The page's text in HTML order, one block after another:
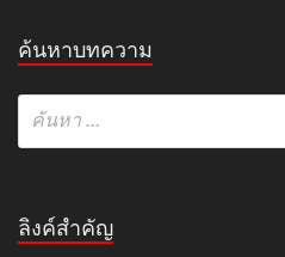
ค้นหาบทความ
ลิงค์สำคัญ